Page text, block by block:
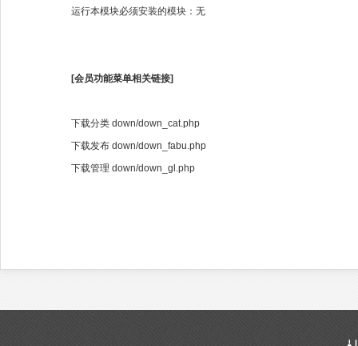
运行本模块必须安装的模块：无
[会员功能菜单相关链接]
下载分类 down/down_cat.php
下载发布 down/down_fabu.php
下载管理 down/down_gl.php